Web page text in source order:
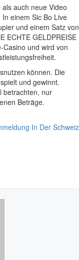
auch neue Video
einem Sic Bo Live
und einem Satz von
ECHTE GELDPREISE
Casino und wird von
können. Die
und gewinnt.
betrachten, nur
Beträge.
In Der Schweiz